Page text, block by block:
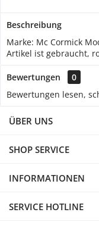
Beschreibung
Marke: Mc Cormick
Artikel ist gebraucht,
Bewertungen
0
Bewertungen lesen,
ÜBER UNS
SHOP SERVICE
INFORMATIONEN
SERVICE HOTLINE